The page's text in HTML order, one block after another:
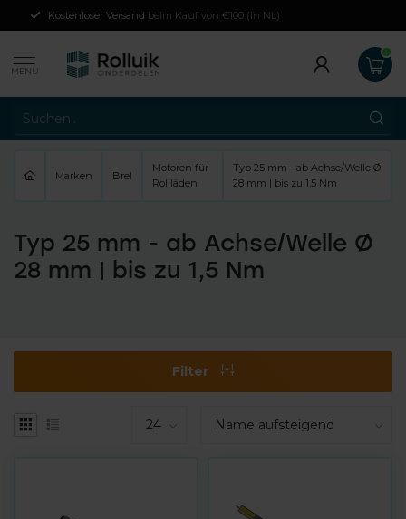
Kostenloser Versand beim Kauf von €100 (in NL)
MENU
Marken Brel
Motoren für
Rollläden
Typ 25 mm - ab Achse/Welle Ø
28 mm | bis zu 1,5 Nm
Typ 25 mm - ab Achse/Welle Ø
28 mm | bis zu 1,5 Nm
Filter